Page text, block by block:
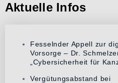
Aktuelle Infos
Fesselnder Appell zur
Vorsorge – Dr.
„Cybersicherheit für
Vergütungsabstand bei